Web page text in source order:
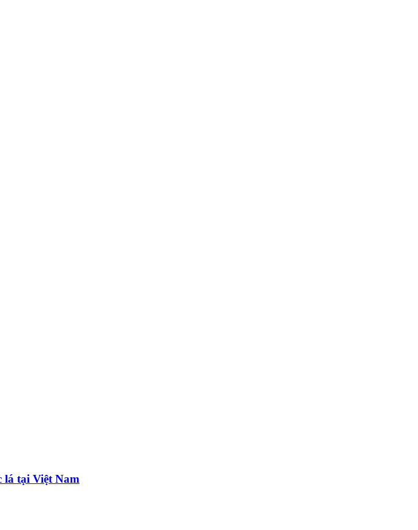
lá tại Việt Nam